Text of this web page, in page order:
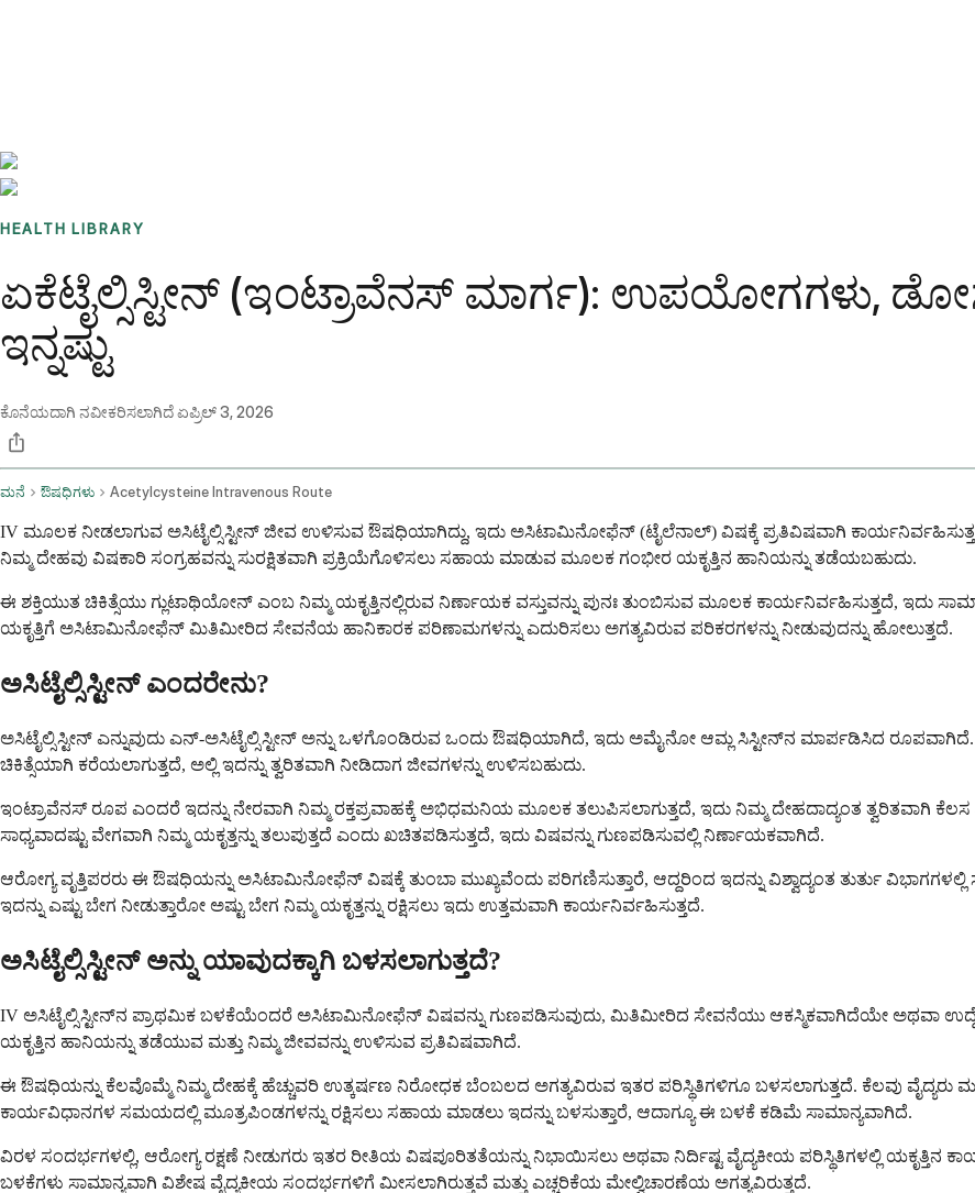
HEALTH LIBRARY
ಏಕೆಟೈಲ್ಸಿಸ್ಟೀನ್ (ಇಂಟ್ರಾವೆನಸ್ ಮಾರ್ಗ): ಉಪಯೋಗಗಳು,
ಇನ್ನಷ್ಟು
ಕೊನೆಯದಾಗಿ ನವೀಕರಿಸಲಾಗಿದೆಏಪ್ರಿಲ್ 3, 2026
ಮನೆ ಔಷಧಿಗಳು Acetylcysteine Intravenous Route
IV ಮೂಲಕ ನೀಡಲಾಗುವ ಅಸಿಟೈಲ್ಸಿಸ್ಟೀನ್ ಜೀವ ಉಳಿಸುವ ಔಷಧಿಯಾಗಿದ್ದು, ಇದು ಅಸಿಟಾಮಿನೋಫೆನ್ (ಟೈಲೆನಾಲ್) ವಿಷಕ್ಕೆ ಪ್ರತಿವಿಷವಾಗಿ
ನಿಮ್ಮ ದೇಹವು ವಿಷಕಾರಿ ಸಂಗ್ರಹವನ್ನು ಸುರಕ್ಷಿತವಾಗಿ ಪ್ರಕ್ರಿಯೆಗೊಳಿಸಲು ಸಹಾಯ ಮಾಡುವ ಮೂಲಕ ಗಂಭೀರ ಯಕೃತ್ತಿನ ಹಾನಿಯನ್ನು ತಡೆಯಬಹುದು.
ಈ ಶಕ್ತಿಯುತ ಚಿಕಿತ್ಸೆಯು ಗ್ಲುಟಾಥಿಯೋನ್ ಎಂಬ ನಿಮ್ಮ ಯಕೃತ್ತಿನಲ್ಲಿರುವ ನಿರ್ಣಾಯಕ ವಸ್ತುವನ್ನು ಪುನಃ ತುಂಬಿಸುವ ಮೂಲಕ ಕಾರ್ಯನಿರ್ವಹಿಸುತ್ತದೆ, ಇದು
ಯಕೃತ್ತಿಗೆ ಅಸಿಟಾಮಿನೋಫೆನ್ ಮಿತಿಮೀರಿದ ಸೇವನೆಯ ಹಾನಿಕಾರಕ ಪರಿಣಾಮಗಳನ್ನು ಎದುರಿಸಲು ಅಗತ್ಯವಿರುವ ಪರಿಕರಗಳನ್ನು ನೀಡುವುದನ್ನು ಹೋಲುತ್ತದೆ.
ಅಸಿಟೈಲ್ಸಿಸ್ಟೀನ್ ಎಂದರೇನು?
ಅಸಿಟೈಲ್ಸಿಸ್ಟೀನ್ ಎನ್ನುವುದು ಎನ್-ಅಸಿಟೈಲ್ಸಿಸ್ಟೀನ್ ಅನ್ನು ಒಳಗೊಂಡಿರುವ ಒಂದು ಔಷಧಿಯಾಗಿದೆ, ಇದು ಅಮೈನೋ ಆಮ್ಲ ಸಿಸ್ಟೀನ್‌ನ ಮಾರ್ಪಡಿಸಿದ
ಚಿಕಿತ್ಸೆಯಾಗಿ ಕರೆಯಲಾಗುತ್ತದೆ, ಅಲ್ಲಿ ಇದನ್ನು ತ್ವರಿತವಾಗಿ ನೀಡಿದಾಗ ಜೀವಗಳನ್ನು ಉಳಿಸಬಹುದು.
ಇಂಟ್ರಾವೆನಸ್ ರೂಪ ಎಂದರೆ ಇದನ್ನು ನೇರವಾಗಿ ನಿಮ್ಮ ರಕ್ತಪ್ರವಾಹಕ್ಕೆ ಅಭಿಧಮನಿಯ ಮೂಲಕ ತಲುಪಿಸಲಾಗುತ್ತದೆ, ಇದು ನಿಮ್ಮ ದೇಹದಾದ್ಯಂತ ತ್ವರಿತವಾಗಿ
ಸಾಧ್ಯವಾದಷ್ಟು ವೇಗವಾಗಿ ನಿಮ್ಮ ಯಕೃತ್ತನ್ನು ತಲುಪುತ್ತದೆ ಎಂದು ಖಚಿತಪಡಿಸುತ್ತದೆ, ಇದು ವಿಷವನ್ನು ಗುಣಪಡಿಸುವಲ್ಲಿ ನಿರ್ಣಾಯಕವಾಗಿದೆ.
ಆರೋಗ್ಯ ವೃತ್ತಿಪರರು ಈ ಔಷಧಿಯನ್ನು ಅಸಿಟಾಮಿನೋಫೆನ್ ವಿಷಕ್ಕೆ ತುಂಬಾ ಮುಖ್ಯವೆಂದು ಪರಿಗಣಿಸುತ್ತಾರೆ, ಆದ್ದರಿಂದ ಇದನ್ನು ವಿಶ್ವಾದ್ಯಂತ ತುರ್ತು
ಇದನ್ನು ಎಷ್ಟು ಬೇಗ ನೀಡುತ್ತಾರೋ ಅಷ್ಟು ಬೇಗ ನಿಮ್ಮ ಯಕೃತ್ತನ್ನು ರಕ್ಷಿಸಲು ಇದು ಉತ್ತಮವಾಗಿ ಕಾರ್ಯನಿರ್ವಹಿಸುತ್ತದೆ.
ಅಸಿಟೈಲ್ಸಿಸ್ಟೀನ್ ಅನ್ನು ಯಾವುದಕ್ಕಾಗಿ ಬಳಸಲಾಗುತ್ತದೆ?
IV ಅಸಿಟೈಲ್ಸಿಸ್ಟೀನ್‌ನ ಪ್ರಾಥಮಿಕ ಬಳಕೆಯೆಂದರೆ ಅಸಿಟಾಮಿನೋಫೆನ್ ವಿಷವನ್ನು ಗುಣಪಡಿಸುವುದು, ಮಿತಿಮೀರಿದ ಸೇವನೆಯು ಆಕಸ್ಮಿಕವಾಗಿದೆಯೇ ಅಥವಾ
ಯಕೃತ್ತಿನ ಹಾನಿಯನ್ನು ತಡೆಯುವ ಮತ್ತು ನಿಮ್ಮ ಜೀವವನ್ನು ಉಳಿಸುವ ಪ್ರತಿವಿಷವಾಗಿದೆ.
ಈ ಔಷಧಿಯನ್ನು ಕೆಲವೊಮ್ಮೆ ನಿಮ್ಮ ದೇಹಕ್ಕೆ ಹೆಚ್ಚುವರಿ ಉತ್ಕರ್ಷಣ ನಿರೋಧಕ ಬೆಂಬಲದ ಅಗತ್ಯವಿರುವ ಇತರ ಪರಿಸ್ಥಿತಿಗಳಿಗೂ ಬಳಸಲಾಗುತ್ತದೆ. ಕೆಲವು
ಕಾರ್ಯವಿಧಾನಗಳ ಸಮಯದಲ್ಲಿ ಮೂತ್ರಪಿಂಡಗಳನ್ನು ರಕ್ಷಿಸಲು ಸಹಾಯ ಮಾಡಲು ಇದನ್ನು ಬಳಸುತ್ತಾರೆ, ಆದಾಗ್ಯೂ ಈ ಬಳಕೆ ಕಡಿಮೆ ಸಾಮಾನ್ಯವಾಗಿದೆ.
ವಿರಳ ಸಂದರ್ಭಗಳಲ್ಲಿ, ಆರೋಗ್ಯ ರಕ್ಷಣೆ ನೀಡುಗರು ಇತರ ರೀತಿಯ ವಿಷಪೂರಿತತೆಯನ್ನು ನಿಭಾಯಿಸಲು ಅಥವಾ ನಿರ್ದಿಷ್ಟ ವೈದ್ಯಕೀಯ ಪರಿಸ್ಥಿತಿಗಳಲ್ಲಿ ಯಕೃತ್ತಿನ
ಬಳಕೆಗಳು ಸಾಮಾನ್ಯವಾಗಿ ವಿಶೇಷ ವೈದ್ಯಕೀಯ ಸಂದರ್ಭಗಳಿಗೆ ಮೀಸಲಾಗಿರುತ್ತವೆ ಮತ್ತು ಎಚ್ಚರಿಕೆಯ ಮೇಲ್ವಿಚಾರಣೆಯ ಅಗತ್ಯವಿರುತ್ತದೆ.